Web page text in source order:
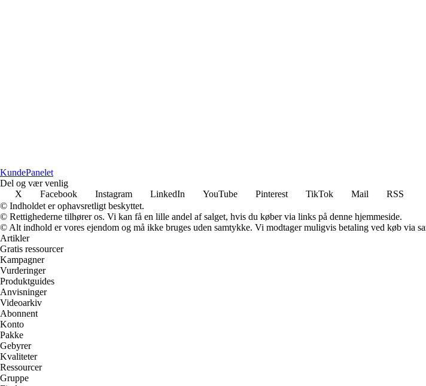
KundePanelet
Del og vær venlig
X
Facebook Instagram LinkedIn YouTube Pinterest TikTok Mail
RSS
© Indholdet er ophavsretligt beskyttet.
© Rettighederne tilhører os. Vi kan få en lille andel af salget, hvis du køber via links på denne hjemmeside.
© Alt indhold er vores ejendom og må ikke bruges uden samtykke. Vi modtager muligvis betaling ved køb via
Artikler
Gratis ressourcer
Kampagner
Vurderinger
Produktguides
Anvisninger
Videoarkiv
Abonnent
Konto
Pakke
Gebyrer
Kvaliteter
Ressourcer
Gruppe